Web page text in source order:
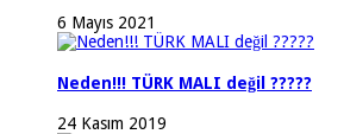
6 Mayıs 2021
Neden!!! TÜRK MALI değil ?????
24 Kasım 2019